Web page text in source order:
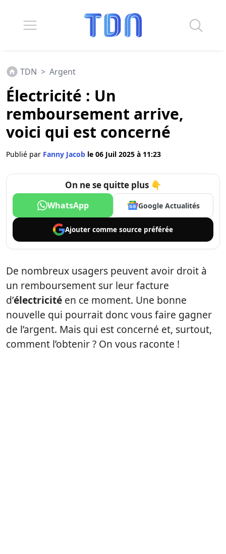
TDN > Argent
Électricité : Un
remboursement arrive,
voici qui est concerné
Publié par Fanny Jacob le 06 Juil 2025 à 11:23
On ne se quitte plus 👇
WhatsApp Google Actualités
Ajouter comme source préférée
De nombreux usagers peuvent avoir droit à
un remboursement sur leur facture
d’électricité en ce moment. Une bonne
nouvelle qui pourrait donc vous faire gagner
de l’argent. Mais qui est concerné et, surtout,
comment l’obtenir ? On vous raconte !